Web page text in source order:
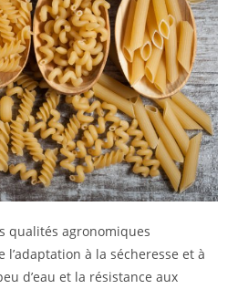
qualités agronomiques
à la sécheresse et à
d’eau et la résistance aux